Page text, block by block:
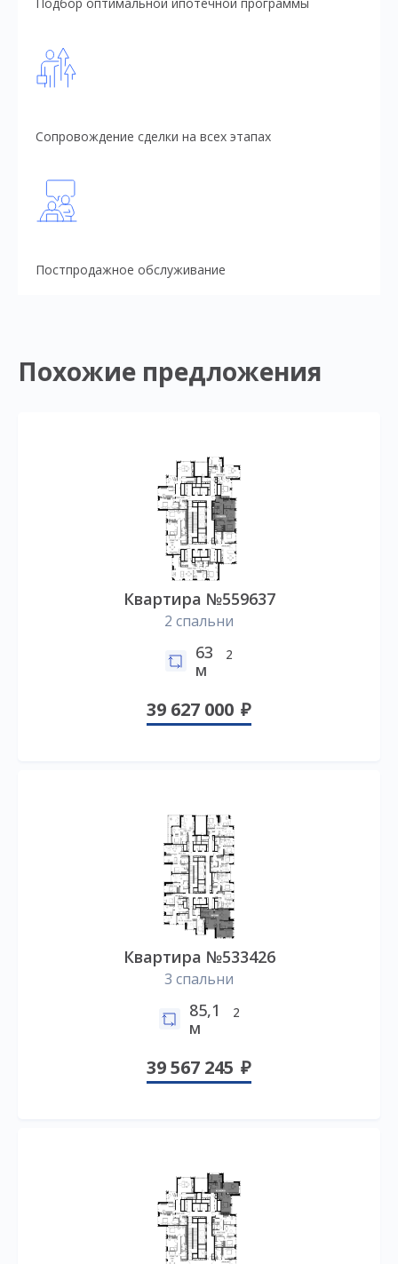
Сопровождение сделки на всех этапах
Постпродажное обслуживание
Похожие предложения
Квартира №559637
2 спальни
63
м
2
39 627 000
Квартира №533426
3 спальни
85,1
м
2
39 567 245